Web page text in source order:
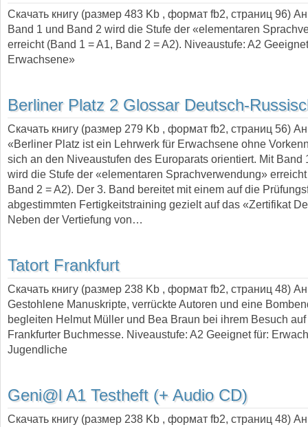
Скачать книгу (размер 483 Kb , формат fb2, страниц 96)
Band 1 und Band 2 wird die Stufe der «elementaren
erreicht (Band 1 = A1, Band 2 = A2). Niveaustufe: A2
Erwachsene»
Berliner Platz 2 Glossar Deutsch-
Скачать книгу (размер 279 Kb , формат fb2, страниц 56)
«Berliner Platz ist ein Lehrwerk für Erwachsene ohne
sich an den Niveaustufen des Europarats orientiert. Mit Band
wird die Stufe der «elementaren Sprachverwendung»
Band 2 = A2). Der 3. Band bereitet mit einem auf die
abgestimmten Fertigkeitstraining gezielt auf das «Zertifikat
Neben der Vertiefung von…
Tatort Frankfurt
Скачать книгу (размер 238 Kb , формат fb2, страниц 48)
Gestohlene Manuskripte, verrückte Autoren und eine
begleiten Helmut Müller und Bea Braun bei ihrem Besuch auf
Frankfurter Buchmesse. Niveaustufe: A2 Geeignet für:
Jugendliche
Geni@l A1 Testheft (+ Audio CD)
Скачать книгу (размер 238 Kb , формат fb2, страниц 48)